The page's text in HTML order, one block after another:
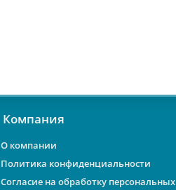
Компания
О компании
Политика конфиденциальности
Согласие на обработку персональных